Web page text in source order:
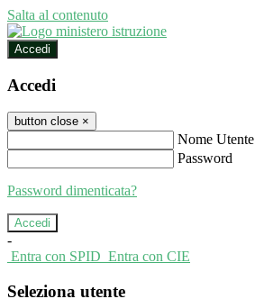
Salta al contenuto
Accedi
Accedi
button close ×
Nome Utente
Password
Password dimenticata?
-
Entra con SPID Entra con CIE
Seleziona utente